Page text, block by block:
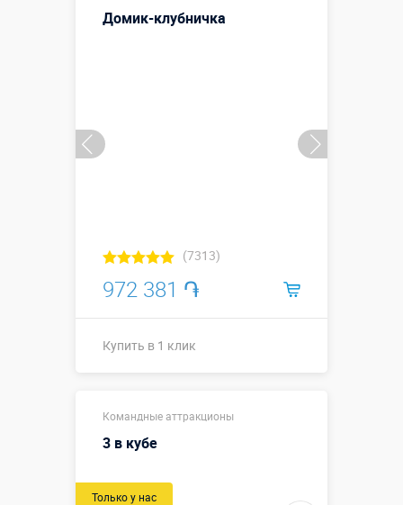
Домик-клубничка
(7313)
972 381 ֏
Купить в 1 клик
Командные аттракционы
3 в кубе
Только у нас